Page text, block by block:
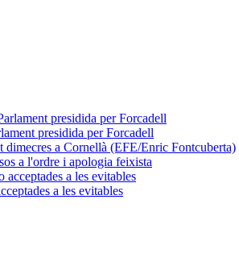
presidida per Forcadell
a l'ordre i apologia feixista
a les evitables